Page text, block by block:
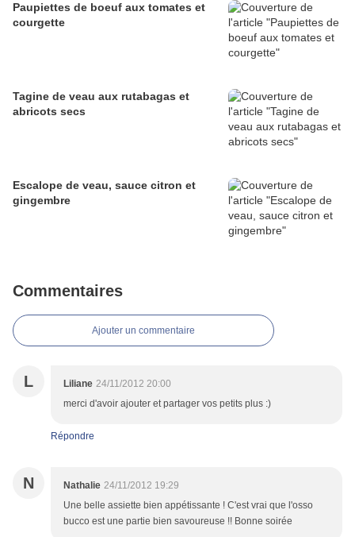
Paupiettes de boeuf aux tomates et
courgette
Tagine de veau aux rutabagas et
abricots secs
Escalope de veau, sauce citron et
gingembre
Commentaires
Ajouter un commentaire
L Liliane 24/11/2012 20:00
merci d'avoir ajouter et partager vos petits plus :)
Répondre
N Nathalie 24/11/2012 19:29
Une belle assiette bien appétissante ! C'est vrai que l'osso
bucco est une partie bien savoureuse !! Bonne soirée